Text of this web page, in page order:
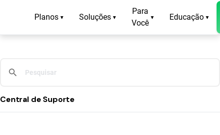
Planos ▾ Soluções ▾
Para
Você
▾ Educação ▾
Central de Suporte